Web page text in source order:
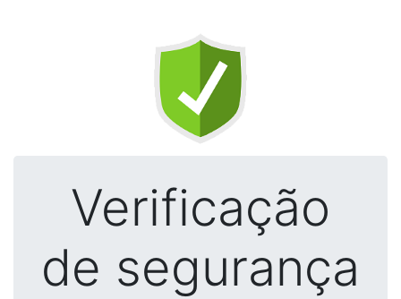
Verificação
de segurança